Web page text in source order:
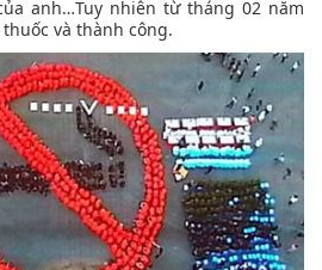
anh…Tuy nhiên từ tháng 02 năm
và thành công.